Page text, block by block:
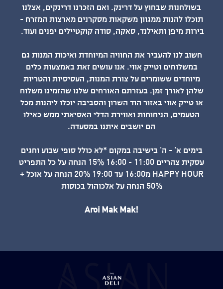
בשולחנות שבחוץ על דרינק. ואם הזכרנו דרינקים, אצלנו
תוכלו להנות ממגוון משקאות מסקרנים מארצות המזרח -
בירות מיפן ותאילנד, סאקה, סודה קוקטיילים יפנים ועוד.
חשוב לנו להעביר את החוויה המיוחדת ואיכות המנות גם
במשלוחים וטייק אווי. אנו עושים זאת באמצעות כלים
מיוחדים ששומרים על צורת המנות, העסיסיות והטריות
שלהן לאורך זמן. בעזרתם האורחים שלנו שהזמינו משלוח
או טייק אווי באזור הוד השרון והסביבה יוכלו ליהנות מכל
הטעמים, הניחוחות ואווירת הדלי האסיאתי ממש כאילו
הם יושבים איתנו במסעדה.
בימים א' - ה' בישיבה במקום *לא כולל סופי שבוע וחגים
עסקית צהריים 11:00 - 16:00 15% הנחה על כל התפריט
HAPPY HOUR מ16:00 עד 19:00 20% הנחה על אוכל +
50% הנחה על אלכוהול בכוסות
!Aroi Mak Mak